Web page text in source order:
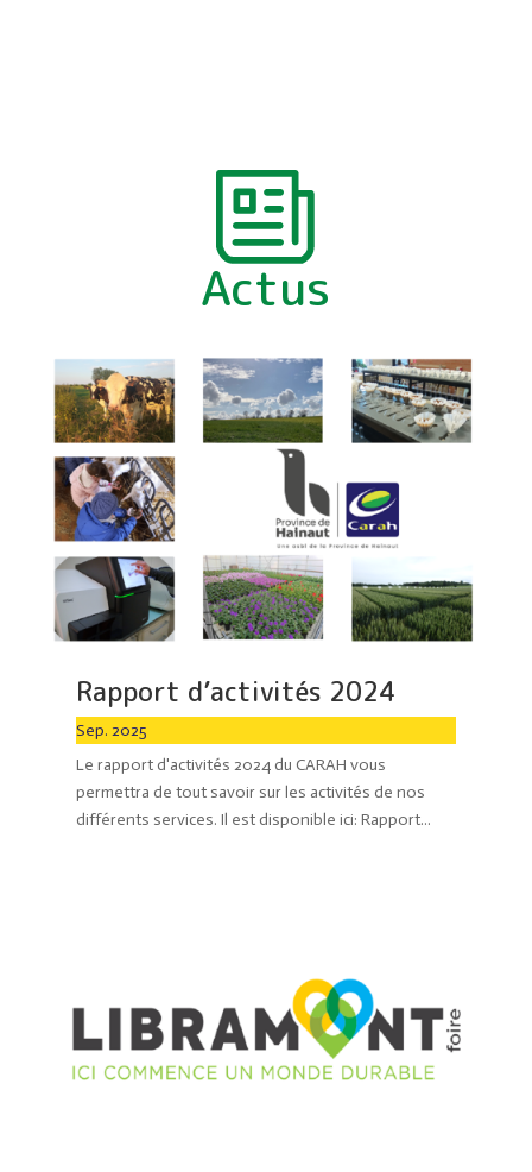
Actus
Rapport d’activités 2024
Sep. 2025
Le rapport d'activités 2024 du CARAH vous
permettra de tout savoir sur les activités de nos
différents services. Il est disponible ici: Rapport...